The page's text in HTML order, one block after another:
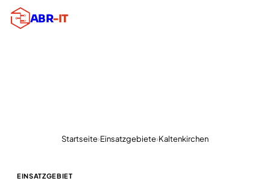
ABR-IT
Startseite›Einsatzgebiete›Kaltenkirchen
EINSATZGEBIET